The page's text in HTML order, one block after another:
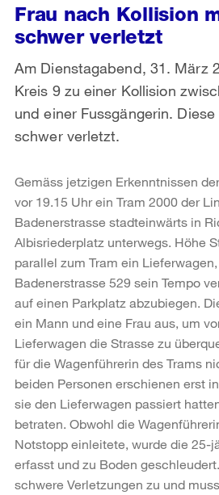
Frau nach Kollision
schwer verletzt
Am Dienstagabend, 31. März
Kreis 9 zu einer Kollision
und einer Fussgängerin.
schwer verletzt.
Gemäss jetzigen Erkenntnissen
vor 19.15 Uhr ein Tram 2000 der
Badenerstrasse stadteinwärts in
Albisriederplatz unterwegs. Höhe
parallel zum Tram ein
Badenerstrasse 529 sein Tempo
auf einen Parkplatz abzubiegen.
ein Mann und eine Frau aus, um
Lieferwagen die Strasse zu
für die Wagenführerin des Trams
beiden Personen erschienen erst
sie den Lieferwagen passiert
betraten. Obwohl die
Notstopp einleitete, wurde die 25-
erfasst und zu Boden
schwere Verletzungen zu und